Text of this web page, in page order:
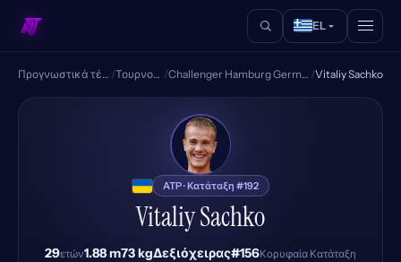
EL
Προγνωστικά τένις / Τουρνουά / Challenger Hamburg Germany /Vitaliy Sachko
VS
ATP · Κατάταξη #192
Vitaliy Sachko
29ετών1.88 m73 kgΔεξιόχειρας#156Κορυφαία Κατάταξη